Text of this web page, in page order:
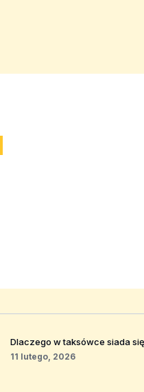
Dlaczego w taksówce siada się
11 lutego, 2026